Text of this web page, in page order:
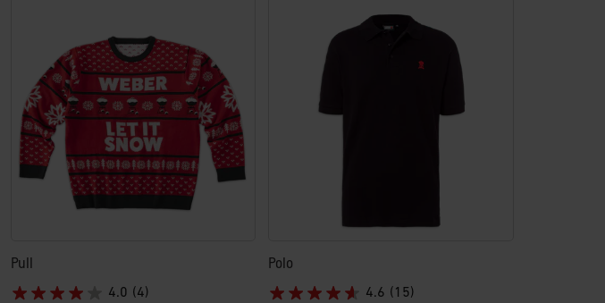
Pull
4.0 (4)
Polo
4.6 (15)